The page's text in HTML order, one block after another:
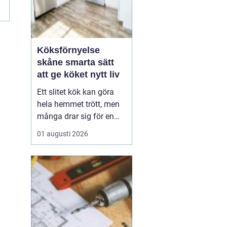
Köksförnyelse
skåne smarta sätt
att ge köket nytt liv
Ett slitet kök kan göra
hela hemmet trött, men
många drar sig för en
fullständig renovering.
Det tar tid, kostar mycket
ingrepp. Därför väljer allt
fler att satsa på
köksförnyelse i stället
för att riva ut och bygga
nytt. Med rä...
01 augusti 2026